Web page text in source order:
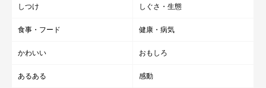
しつけ しぐさ・生態
食事・フード 健康・病気
かわいい おもしろ
あるある 感動